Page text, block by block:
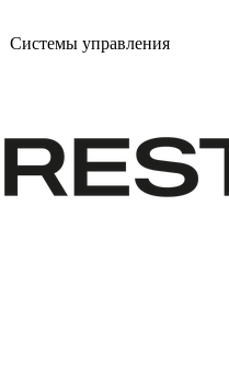
Системы управления